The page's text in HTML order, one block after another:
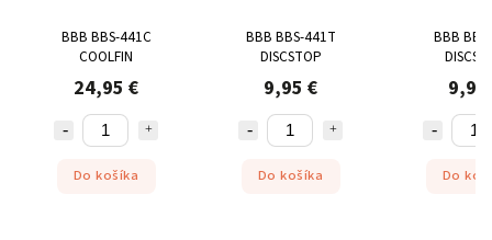
BBB BBS-441C
COOLFIN
24,95 €
Do košíka
BBB BBS-441T
DISCSTOP
9,95 €
Do košíka
BBB
9,95
Do